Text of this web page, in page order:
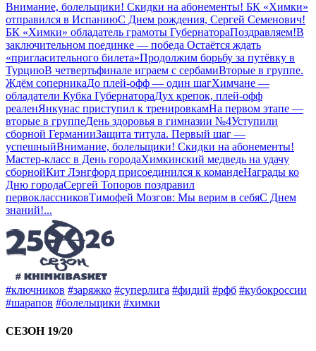
Внимание, болельщики! Скидки на абонементы! БК «Химки»
отправился в ИспаниюС Днем рождения, Сергей Семенович!
БК «Химки» обладатель грамоты ГубернатораПоздравляем!В
заключительном поединке — победа Остаётся ждать
«пригласительного билета»Продолжим борьбу за путёвку в
ТурциюВ четвертьфинале играем с сербамиВторые в группе.
Ждём соперникаДо плей-офф — один шагХимчане —
обладатели Кубка ГубернатораДух крепок, плей-офф
реаленЯнкунас приступил к тренировкамНа первом этапе —
вторые в группеДень здоровья в гимназии №4Уступили
сборной ГерманииЗащита титула. Первый шаг —
успешныйВнимание, болельщики! Скидки на абонементы!
Мастер-класс в День городаХимкинский медведь на удачу
сборнойКит Лэнгфорд присоединился к командеНаграды ко
Дню городаСергей Топоров поздравил
первоклассниковТимофей Мозгов: Мы верим в себяС Днем
знаний!...
#ключников #заряжко #суперлига #фидий #рфб #кубокроссии
#шарапов #болельщики #химки
СЕЗОН 19/20